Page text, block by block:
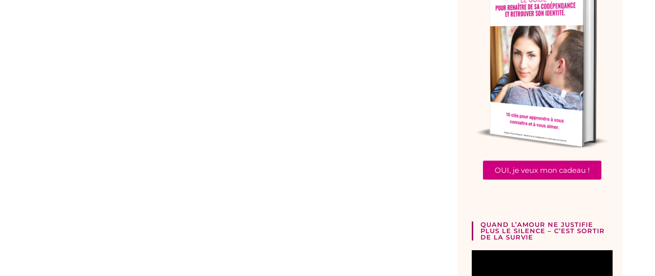
OUI, je veux mon cadeau !
QUAND L’AMOUR NE JUSTIFIE
PLUS LE SILENCE – C’EST SORTIR
DE LA SURVIE